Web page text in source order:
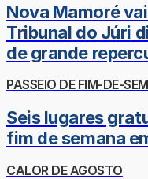
Nova Mamoré
Tribunal do Júri
de grande
PASSEIO DE FIM-DE-
Seis lugares
fim de semana
CALOR DE AGOSTO